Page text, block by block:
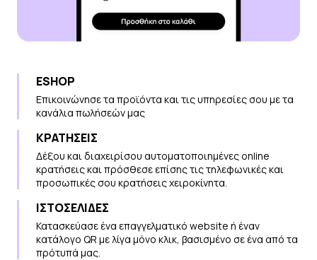
ESHOP
Επικοινώνησε τα προϊόντα και τις υπηρεσίες σου με τα
κανάλια πωλήσεών μας
ΚΡΑΤΗΣΕΙΣ
Δέξου και διαχειρίσου αυτοματοποιημένες online
κρατήσεις και πρόσθεσε επίσης τις τηλεφωνικές και
προσωπικές σου κρατήσεις χειροκίνητα.
ΙΣΤΟΣΕΛΙΔΕΣ
Κατασκεύασε ένα επαγγελματικό website ή έναν
κατάλογο QR με λίγα μόνο κλικ, βασισμένο σε ένα από τα
πρότυπά μας.